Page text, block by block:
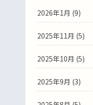
2026年1月 (9)
2025年11月 (5)
2025年10月 (5)
2025年9月 (3)